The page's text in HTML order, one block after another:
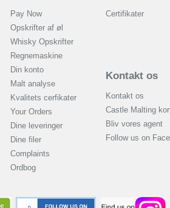
Pay Now
Opskrifter af øl
Whisky Opskrifter
Regnemaskine
Din konto
Malt analyse
Kvalitets cerfikater
Your Orders
Dine leveringer
Dine filer
Complaints
Ordbog
Certifikater
Kontakt os
Kontakt os
Castle Malting
Bliv vores agent
Follow us on